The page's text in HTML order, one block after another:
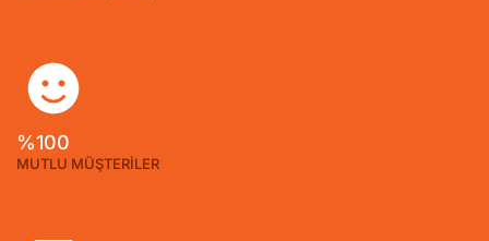
%100
MUTLU MÜŞTERİLER